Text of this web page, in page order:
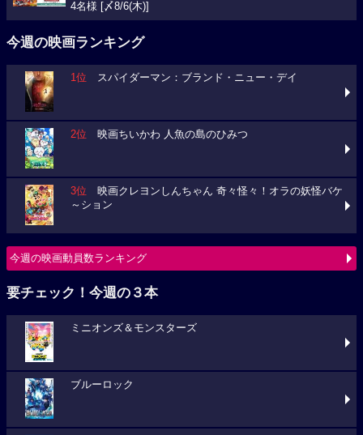
4名様 [〆8/6(木)]
今週の映画ランキング
1位 スパイダーマン：ブランド・ニュー・デイ
2位 映画ちいかわ 人魚の島のひみつ
3位 映画クレヨンしんちゃん 奇々怪々！オラの妖怪バケ
～ション
今週の映画動員数ランキング
要チェック！今週の３本
ミニオンズ＆モンスターズ
ブルーロック